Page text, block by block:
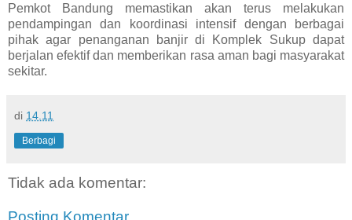
Pemkot Bandung memastikan akan terus melakukan
pendampingan dan koordinasi intensif dengan berbagai
pihak agar penanganan banjir di Komplek Sukup dapat
berjalan efektif dan memberikan rasa aman bagi masyarakat
sekitar.
di 14.11
Berbagi
Tidak ada komentar:
Posting Komentar